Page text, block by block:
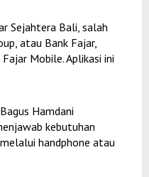
Sejahtera Bali, salah
atau Bank Fajar,
Mobile. Aplikasi ini
Hamdani
kebutuhan
handphone atau